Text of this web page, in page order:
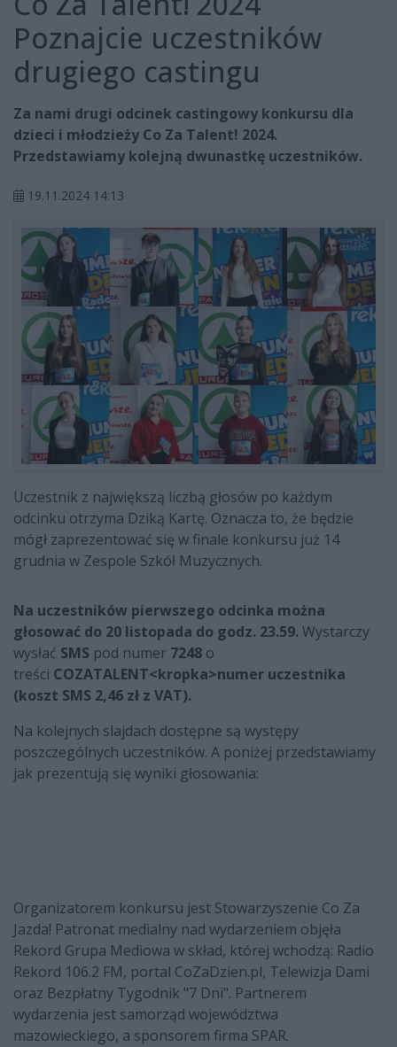
Poznajcie uczestników
drugiego castingu
Za nami drugi odcinek castingowy konkursu dla
dzieci i młodzieży Co Za Talent! 2024.
Przedstawiamy kolejną dwunastkę uczestników.
19.11.2024 14:13
Uczestnik z największą liczbą głosów po każdym
odcinku otrzyma Dziką Kartę. Oznacza to, że będzie
mógł zaprezentować się w finale konkursu już 14
grudnia w Zespole Szkół Muzycznych.
Na uczestników pierwszego odcinka można
głosować do 20 listopada do godz. 23.59. Wystarczy
wysłać SMS pod numer 7248 o
treści COZATALENT<kropka>numer uczestnika
(koszt SMS 2,46 zł z VAT).
Na kolejnych slajdach dostępne są występy
poszczególnych uczestników. A poniżej przedstawiamy
jak prezentują się wyniki głosowania:
Organizatorem konkursu jest Stowarzyszenie Co Za
Jazda! Patronat medialny nad wydarzeniem objęła
Rekord Grupa Mediowa w skład, której wchodzą: Radio
Rekord 106.2 FM, portal CoZaDzien.pl, Telewizja Dami
oraz Bezpłatny Tygodnik "7 Dni". Partnerem
wydarzenia jest samorząd województwa
mazowieckiego, a sponsorem firma SPAR.